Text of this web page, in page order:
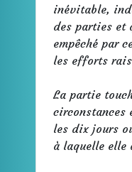
inévitable,
des parties et
empêché par
les efforts
La partie
circonstances
les dix jours
à laquelle elle